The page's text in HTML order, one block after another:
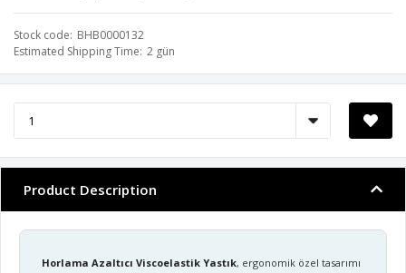
Stock code BHB0000132
Estimated Shipping Time 2 gün
Product Description
Horlama Azaltıcı Viscoelastik Yastık, ergonomik özel tasarımı